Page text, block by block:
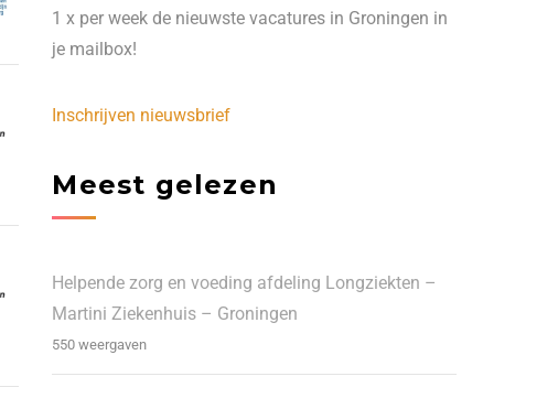
1 x per week de nieuwste vacatures in Groningen in
je mailbox!
Inschrijven nieuwsbrief
Meest gelezen
Helpende zorg en voeding afdeling Longziekten –
Martini Ziekenhuis – Groningen
550 weergaven